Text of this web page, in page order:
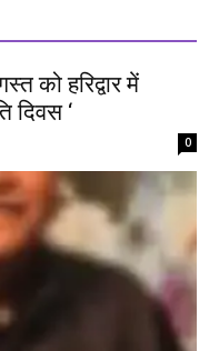
को हरिद्वार में
दिवस ‘
0